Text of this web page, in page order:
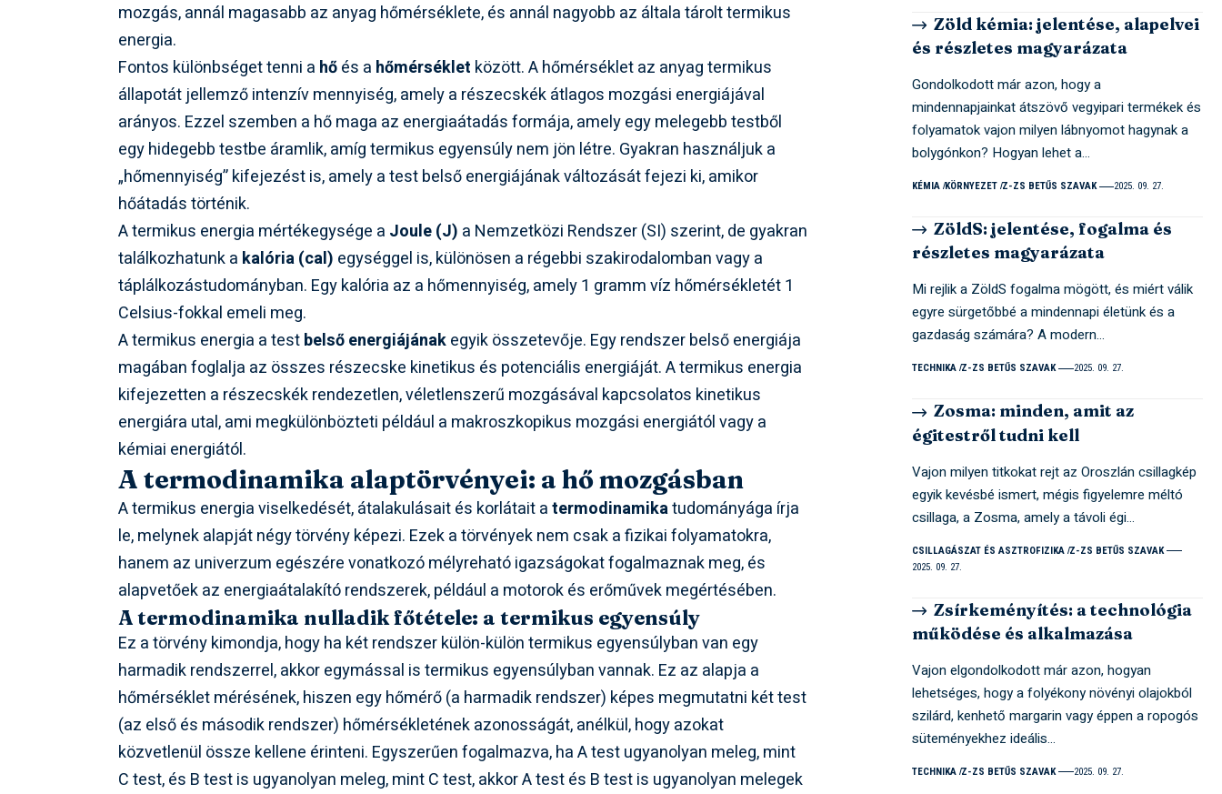
mozgás, annál magasabb az anyag hőmérséklete, és annál nagyobb az általa tárolt termikus
energia.
Fontos különbséget tenni a hőés a hőmérséklet között. A hőmérséklet az anyag termikus
állapotát jellemző intenzív mennyiség, amely a részecskék átlagos mozgási energiájával
arányos. Ezzel szemben a hő maga az energiaátadás formája, amely egy melegebb testből
egy hidegebb testbe áramlik, amíg termikus egyensúly nem jön létre. Gyakran használjuk a
„hőmennyiség” kifejezést is, amely a test belső energiájának változását fejezi ki, amikor
hőátadás történik.
A termikus energia mértékegysége a Joule (J) a Nemzetközi Rendszer (SI) szerint, de gyakran
találkozhatunk a kalória (cal) egységgel is, különösen a régebbi szakirodalomban vagy a
táplálkozástudományban. Egy kalória az a hőmennyiség, amely 1 gramm víz hőmérsékletét 1
Celsius-fokkal emeli meg.
A termikus energia a testbelső energiájánakegyik összetevője. Egy rendszer belső energiája
magában foglalja az összes részecske kinetikus és potenciális energiáját. A termikus energia
kifejezetten a részecskék rendezetlen, véletlenszerű mozgásával kapcsolatos kinetikus
energiára utal, ami megkülönbözteti például a makroszkopikus mozgási energiától vagy a
kémiai energiától.
A termodinamika alaptörvényei: a hő mozgásban
A termikus energia viselkedését, átalakulásait és korlátait atermodinamikatudományága írja
le, melynek alapját négy törvény képezi. Ezek a törvények nem csak a fizikai folyamatokra,
hanem az univerzum egészére vonatkozó mélyreható igazságokat fogalmaznak meg, és
alapvetőek az energiaátalakító rendszerek, például a motorok és erőművek megértésében.
A termodinamika nulladik főtétele: a termikus egyensúly
Ez a törvény kimondja, hogy ha két rendszer külön-külön termikus egyensúlyban van egy
harmadik rendszerrel, akkor egymással is termikus egyensúlyban vannak. Ez az alapja a
hőmérséklet mérésének, hiszen egy hőmérő (a harmadik rendszer) képes megmutatni két test
(az első és második rendszer) hőmérsékletének azonosságát, anélkül, hogy azokat
közvetlenül össze kellene érinteni. Egyszerűen fogalmazva, ha A test ugyanolyan meleg, mint
C test, és B test is ugyanolyan meleg, mint C test, akkor A test és B test is ugyanolyan melegek
Zöld kémia: jelentése, alapelvei
és részletes magyarázata
Gondolkodott már azon, hogy a
mindennapjainkat átszövő vegyipari termékek és
folyamatok vajon milyen lábnyomot hagynak a
bolygónkon? Hogyan lehet a…
KÉMIA KÖRNYEZET Z-ZS BETŰS SZAVAK 2025. 09. 27.
ZöldS: jelentése, fogalma és
részletes magyarázata
Mi rejlik a ZöldS fogalma mögött, és miért válik
egyre sürgetőbbé a mindennapi életünk és a
gazdaság számára? A modern…
TECHNIKA Z-ZS BETŰS SZAVAK 2025. 09. 27.
Zosma: minden, amit az
égitestről tudni kell
Vajon milyen titkokat rejt az Oroszlán csillagkép
egyik kevésbé ismert, mégis figyelemre méltó
csillaga, a Zosma, amely a távoli égi…
CSILLAGÁSZAT ÉS ASZTROFIZIKA Z-ZS BETŰS SZAVAK
2025. 09. 27.
Zsírkeményítés: a technológia
működése és alkalmazása
Vajon elgondolkodott már azon, hogyan
lehetséges, hogy a folyékony növényi olajokból
szilárd, kenhető margarin vagy éppen a ropogós
süteményekhez ideális…
TECHNIKA Z-ZS BETŰS SZAVAK 2025. 09. 27.